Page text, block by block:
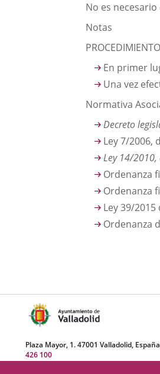
No es
Notas
En primer
Una vez
Normativa
Decreto
Ley 7/2006,
Ley 14/2010,
Ordenanza
Ordenanza
Ley 39/
Ordenanza
Plaza Mayor, 1. 47001 Valladolid,
426 100